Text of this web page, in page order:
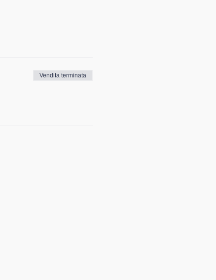
Vendita terminata